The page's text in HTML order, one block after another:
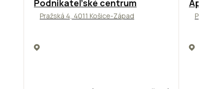
Podnikateľské centrum
Pražská 4, 4011 Košice-Západ